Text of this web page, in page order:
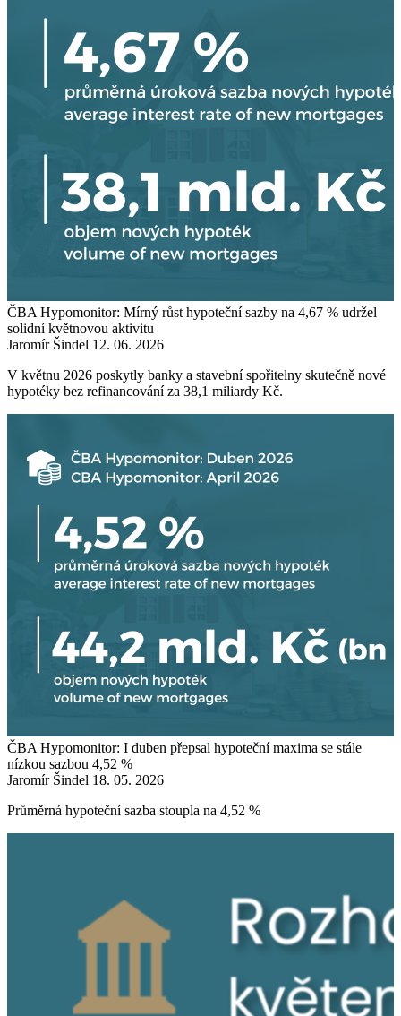
ČBA Hypomonitor: Mírný růst hypoteční sazby na 4,67 % udržel
solidní květnovou aktivitu
Jaromír Šindel 12. 06. 2026
V květnu 2026 poskytly banky a stavební spořitelny skutečně nové
hypotéky bez refinancování za 38,1 miliardy Kč.
ČBA Hypomonitor: I duben přepsal hypoteční maxima se stále
nízkou sazbou 4,52 %
Jaromír Šindel 18. 05. 2026
Průměrná hypoteční sazba stoupla na 4,52 %